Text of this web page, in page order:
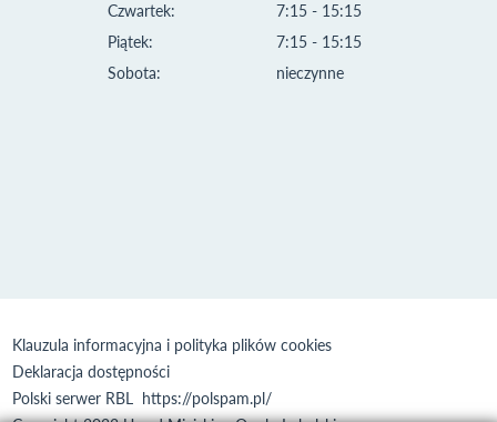
Czwartek:
Piątek:
Sobota:
7:15 - 15:15
7:15 - 15:15
nieczynne
Klauzula informacyjna i polityka plików cookies
Deklaracja dostępności
Polski serwer RBL https://polspam.pl/